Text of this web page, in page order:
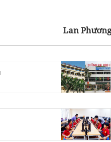
Lan Phương